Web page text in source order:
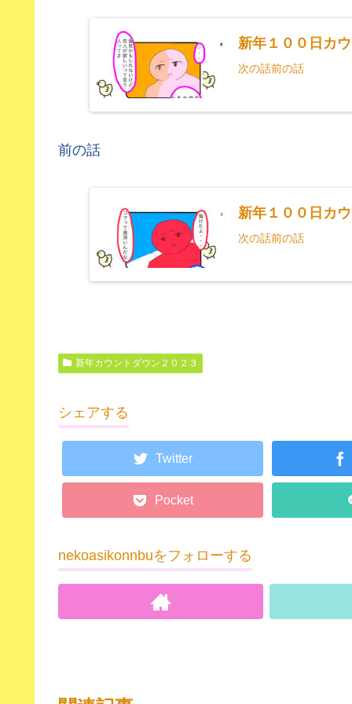
新年１００日カ
次の話前の話
前の話
新年１００日カ
次の話前の話
新年カウントダウン２０２３
シェアする
Twitter
Pocket
nekoasikonnbuをフォローする